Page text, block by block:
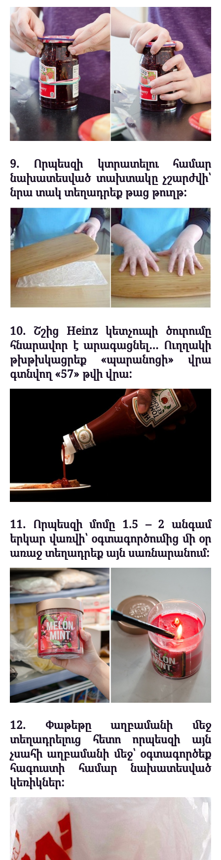
9. Որպեսզի կտրատելու համար
նախատեսված տախտակը չշարժվի՝
նրա տակ տեղադրեք թաց թուղթ:
10. Շշից Heinz կետչուպի ծուրումը
հնարավոր է արագացնել… Ուղղակի
թխթխկացրեք «պարանոցի» վրա
գտնվող «57» թվի վրա:
11. Որպեսզի մոմը 1.5 – 2 անգամ
երկար վառվի՝ օգտագործումից մի օր
առաջ տեղադրեք այն սառնարանում:
12. Փաթեթը աղբամանի մեջ
տեղադրելուց հետո որպեսզի այն
չսահի աղբամանի մեջ՝ օգտագործեք
հագուստի համար նախատեսված
կեռիկներ: